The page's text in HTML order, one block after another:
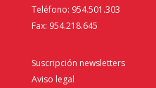
Teléfono: 954.501.303
Fax: 954.218.645
Suscripción newsletters
Aviso legal